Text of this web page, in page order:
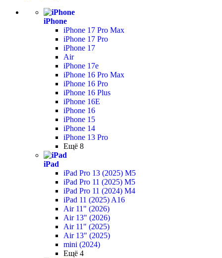
iPhone
iPhone 17 Pro Max
iPhone 17 Pro
iPhone 17
Air
iPhone 17e
iPhone 16 Pro Max
iPhone 16 Pro
iPhone 16 Plus
iPhone 16E
iPhone 16
iPhone 15
iPhone 14
iPhone 13 Pro
Ещё 8
iPad
iPad Pro 13 (2025) M5
iPad Pro 11 (2025) M5
iPad Pro 11 (2024) M4
iPad 11 (2025) A16
Air 11" (2026)
Air 13" (2026)
Air 11" (2025)
Air 13" (2025)
mini (2024)
Ещё 4